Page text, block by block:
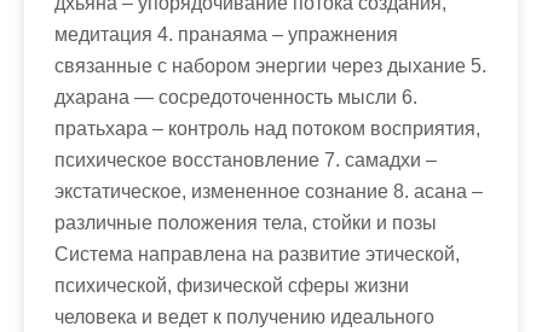
медитация 4. пранаяма – упражнения
связанные с набором энергии через дыхание 5.
дхарана — сосредоточенность мысли 6.
пратьхара – контроль над потоком восприятия,
психическое восстановление 7. самадхи –
экстатическое, измененное сознание 8. асана –
различные положения тела, стойки и позы
Система направлена на развитие этической,
психической, физической сферы жизни
человека и ведет к получению идеального